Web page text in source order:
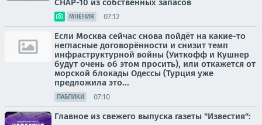
СНАР-10 из собственных запасов
МНЕНИЯ 07:12
Если Москва сейчас снова пойдёт на какие-то
негласные договорённости и снизит темп
инфраструктурной войны (Уиткофф и Кушнер
будут очень об этом просить), или откажется от
морской блокады Одессы (Турция уже
предложила это...
ПАБЛИКИ 07:10
Главное из свежего выпуска газеты "Известия":